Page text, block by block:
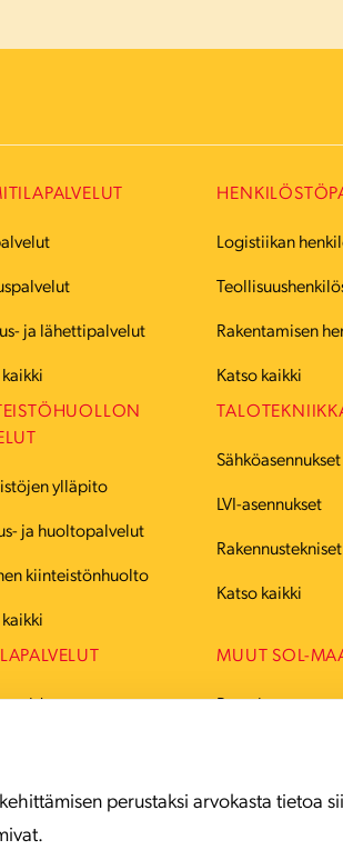
perustaksi arvokasta tietoa
ja lähettipalvelut
kaikki
Logistiikan
Rakentamisen
Katso kaikki
ylläpito
ja huoltopalvelut
kiinteistönhuolto
kaikki
Sähköasennukset
LVI-asennukset
Katso kaikki
pesu
pesu
MUUT SOL-
Viro